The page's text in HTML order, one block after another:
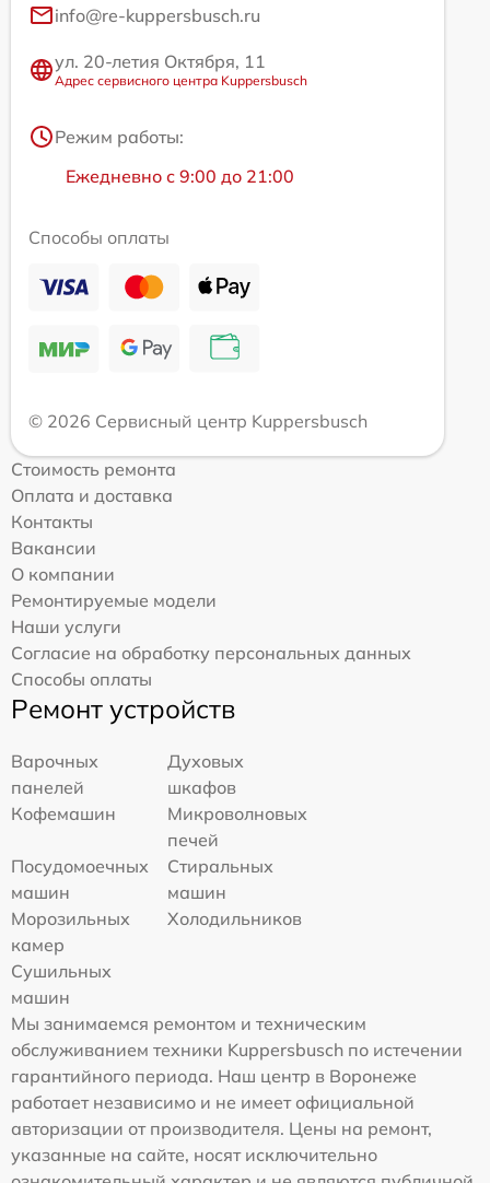
info@re-kuppersbusch.ru
ул. 20-летия Октября, 11
Адрес сервисного центра Kuppersbusch
Режим работы:
Ежедневно с 9:00 до 21:00
Способы оплаты
© 2026 Сервисный центр Kuppersbusch
Стоимость ремонта
Оплата и доставка
Контакты
Вакансии
О компании
Ремонтируемые модели
Наши услуги
Согласие на обработку персональных данных
Способы оплаты
Ремонт устройств
Варочных
панелей
Духовых
шкафов
Кофемашин
Микроволновых
печей
Посудомоечных
машин
Стиральных
машин
Морозильных
камер
Холодильников
Сушильных
машин
Мы занимаемся ремонтом и техническим
обслуживанием техники Kuppersbusch по истечении
гарантийного периода. Наш центр в Воронеже
работает независимо и не имеет официальной
авторизации от производителя. Цены на ремонт,
указанные на сайте, носят исключительно